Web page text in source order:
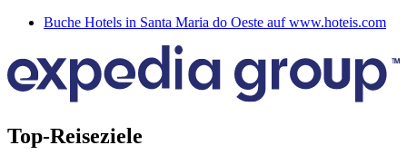
Buche Hotels in Santa Maria do Oeste auf www.hoteis.com
Top-Reiseziele